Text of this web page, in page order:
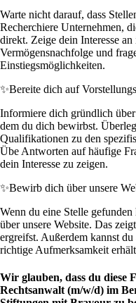
Warte nicht darauf, dass
Recherchiere Unternehmen,
direkt. Zeige dein Interesse
Vermögensnachfolge und
Einstiegsmöglichkeiten.
✨Bereite dich auf
Informiere dich gründlich
dem du dich bewirbst.
Qualifikationen zu den
Übe Antworten auf häufige
dein Interesse zu zeigen.
✨Bewirb dich über unsere
Wenn du eine Stelle
über unsere Website. Das
ergreifst. Außerdem kannst
richtige Aufmerksamkeit
Wir glauben, dass du diese
Rechtsanwalt (m/w/d) im